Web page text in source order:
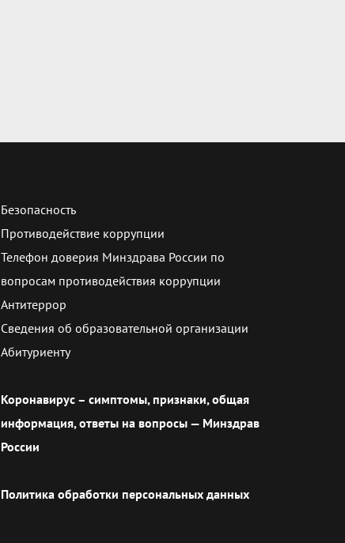
Безопасность
Противодействие коррупции
Телефон доверия Минздрава России по
вопросам противодействия коррупции
Антитеррор
Сведения об образовательной организации
Абитуриенту
Коронавирус – симптомы, признаки, общая
информация, ответы на вопросы — Минздрав
России
Политика обработки персональных данных